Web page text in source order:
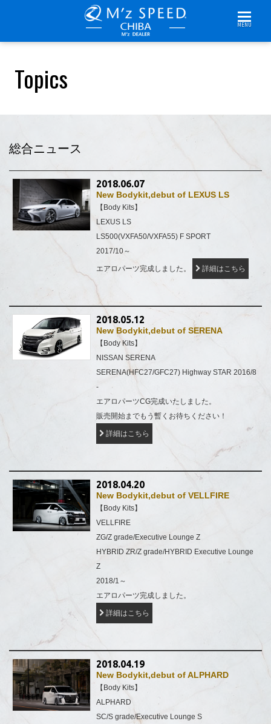
MENU
Topics
総合ニュース
2018.06.07
New Bodykit,debut of LEXUS LS
【Body Kits】
LEXUS LS
LS500(VXFA50/VXFA55) F SPORT
2017/10～
エアロパーツ完成しました。 詳細はこちら
2018.05.12
New Bodykit,debut of SERENA
【Body Kits】
NISSAN SERENA
SERENA(HFC27/GFC27) Highway STAR 2016/8
-
エアロパーツCG完成いたしました。
販売開始までもう暫くお待ちください！
詳細はこちら
2018.04.20
New Bodykit,debut of VELLFIRE
【Body Kits】
VELLFIRE
ZG/Z grade/Executive Lounge Z
HYBRID ZR/Z grade/HYBRID Executive Lounge
Z
2018/1～
エアロパーツ完成しました。
詳細はこちら
2018.04.19
New Bodykit,debut of ALPHARD
【Body Kits】
ALPHARD
SC/S grade/Executive Lounge S